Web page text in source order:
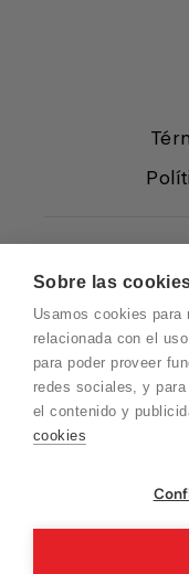
Sobre las
Usamos cookies
relacionada con el
para poder proveer
redes sociales, y
el contenido y
cookies
Vuelvo
nuestro